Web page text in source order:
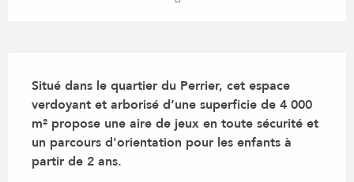
Situé dans le quartier du Perrier, cet espace
verdoyant et arborisé d’une superficie de 4 000
m² propose une aire de jeux en toute sécurité et
un parcours d'orientation pour les enfants à
partir de 2 ans.